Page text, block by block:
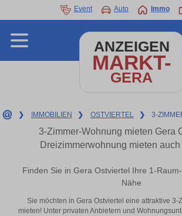
Event Auto Immo
ANZEIGEN
MARKT-
GERA
❯ IMMOBILIEN ❯ OSTVIERTEL ❯ 3-
3-Zimmer-Wohnung mieten Gera
Dreizimmerwohnung mieten
Finden Sie in Gera Ostviertel Ihre 1-
Nähe
Sie möchten in Gera Ostviertel eine attraktive 3-
mieten! Unter privaten Anbietern und